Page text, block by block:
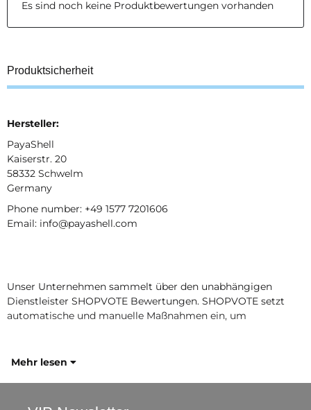
Es sind noch keine Produktbewertungen vorhanden
Produktsicherheit
Hersteller:
PayaShell
Kaiserstr. 20
58332 Schwelm
Germany
Phone number: +49 1577 7201606
Email: info@payashell.com
Unser Unternehmen sammelt über den unabhängigen
Dienstleister SHOPVOTE Bewertungen. SHOPVOTE setzt
automatische und manuelle Maßnahmen ein, um
Mehr lesen